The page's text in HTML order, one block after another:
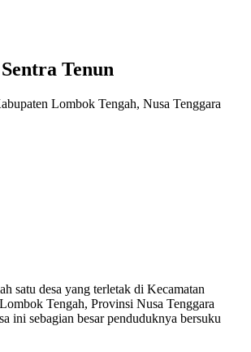
Tenun
Lombok Tengah, Nusa Tenggara
satu desa yang terletak di Kecamatan
Tengah, Provinsi Nusa Tenggara
ini sebagian besar penduduknya bersuku